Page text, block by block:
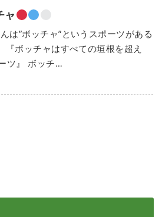
ャ
は”ボッチャ”というスポーツがある
ボッチャはすべての垣根を超え
ツ』 ボッチ…